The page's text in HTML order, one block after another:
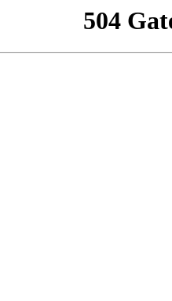
504